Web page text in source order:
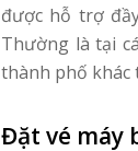
được hỗ trợ
Thường là tại
thành phố khác
Đặt vé máy